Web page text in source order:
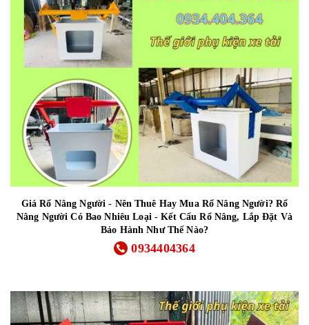
Giá Rổ Nâng Người - Nên Thuê Hay Mua Rổ Nâng Người? Rổ
Nâng Người Có Bao Nhiêu Loại - Kết Cấu Rổ Nâng, Lắp Đặt Và
Bảo Hành Như Thế Nào?
0934404364